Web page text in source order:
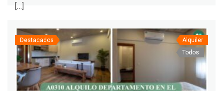
[…]
Destacados
Alquiler
Todos